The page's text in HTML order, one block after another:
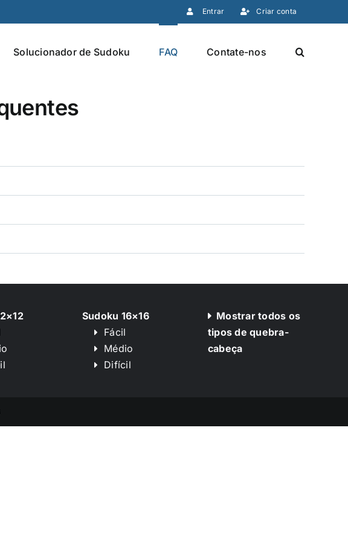
Entrar Criar conta
Solucionador de Sudoku FAQ Contate-nos
Sudoku 16×16
Fácil
Médio
Difícil
Mostrar todos os
tipos de quebra-
cabeça